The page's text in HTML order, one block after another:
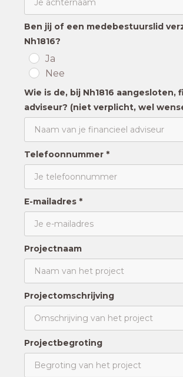
Ben jij of een medebestuurslid
Nh1816?
Ja
Nee
Wie is de, bij Nh1816 aangesloten,
adviseur? (niet verplicht, wel
Telefoonnummer *
E-mailadres *
Projectnaam
Projectomschrijving
Projectbegroting